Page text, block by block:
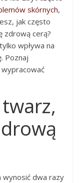
skórnych,
jak często
zdrową cerą?
wpływa na
Poznaj
wynosić dwa razy